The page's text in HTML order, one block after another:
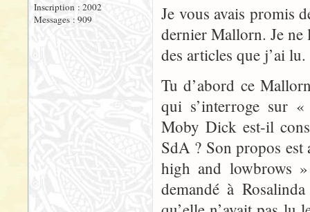
Inscription : 2002
Messages : 909
Je vous avais promis
dernier Mallorn. Je ne
des articles que j’ai lu.
Tu d’abord ce
qui s’interroge sur
Moby Dick est-il
SdA ? Son propos est
high and lowbrows
demandé à